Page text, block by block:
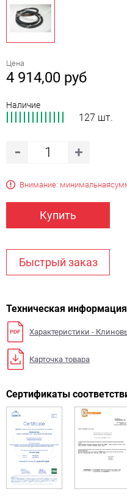
Цена
4 914,00 руб
Наличие
127 шт.
Внимание: минимальная
Купить
Быстрый заказ
Техническая информация
Характеристики -
Карточка товара
Сертификаты